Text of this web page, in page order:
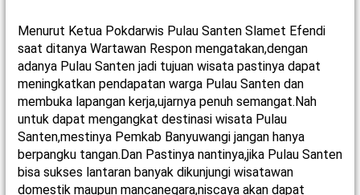
Menurut Ketua Pokdarwis Pulau Santen Slamet Efendi
saat ditanya Wartawan Respon mengatakan,dengan
adanya Pulau Santen jadi tujuan wisata pastinya dapat
meningkatkan pendapatan warga Pulau Santen dan
membuka lapangan kerja,ujarnya penuh semangat.Nah
untuk dapat mengangkat destinasi wisata Pulau
Santen,mestinya Pemkab Banyuwangi jangan hanya
berpangku tangan.Dan Pastinya nantinya,jika Pulau Santen
bisa sukses lantaran banyak dikunjungi wisatawan
domestik maupun mancanegara,niscaya akan dapat